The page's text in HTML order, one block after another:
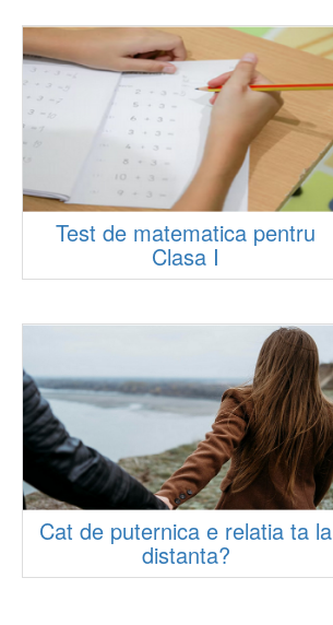
Test de matematica pentru
Clasa I
Cat de puternica e relatia ta la
distanta?